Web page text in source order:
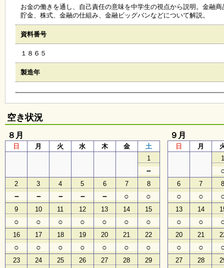
・
ャ
リ
オ
ン
ラ
イ
ジ
ン
い
ち
ょ
う
並
木
お金の働きを通し、自己責任の意味を中学生の視点から説明。金融
貯金、株式、金融の仕組み、金融ビッグバンなどについて解説。
資料番号
１８６５
製造年
空き状況
８月
日 月 火 水 木 金
土
1
－
2
－
3
－
4
－
5
－
6
－
7
○
8
○
9
○
10
○
11
○
12
○
13
○
14
○
15
○
16
○
17
○
18
○
19
○
20
○
21
○
22
○
23 24 25 26 27 28 29
９月
日 月
6
○
7
○
13
○
14
○
20
○
21
○
27 28